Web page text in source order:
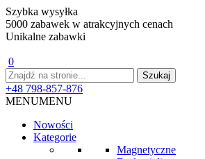
Szybka wysyłka
5000 zabawek w atrakcyjnych cenach
Unikalne zabawki
0
+48 798-857-876
MENUMENU
Nowości
Kategorie
Magnetyczne